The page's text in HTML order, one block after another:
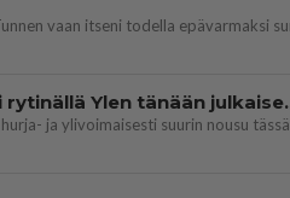
Perussuomalaisten